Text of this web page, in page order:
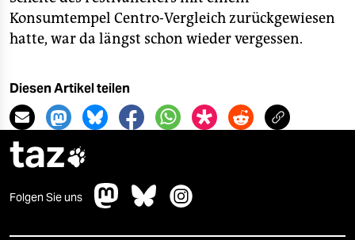
Konsumtempel Centro-Vergleich zurückgewiesen
hatte, war da längst schon wieder vergessen.
Diesen Artikel teilen
taz
Folgen Sie uns